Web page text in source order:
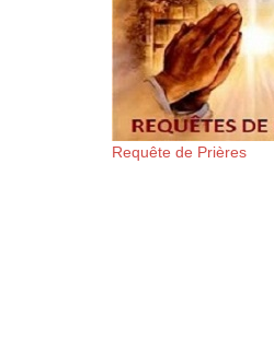
Requête de Prières